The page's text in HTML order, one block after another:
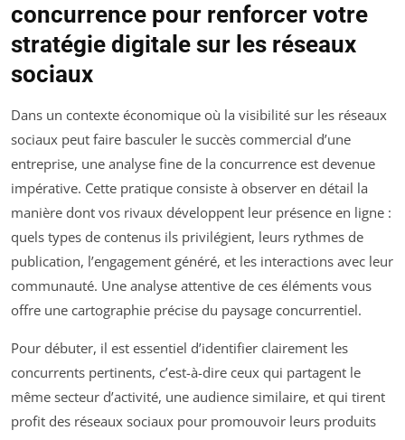
concurrence pour renforcer votre
stratégie digitale sur les réseaux
sociaux
Dans un contexte économique où la visibilité sur les réseaux
sociaux peut faire basculer le succès commercial d’une
entreprise, une analyse fine de la concurrence est devenue
impérative. Cette pratique consiste à observer en détail la
manière dont vos rivaux développent leur présence en ligne :
quels types de contenus ils privilégient, leurs rythmes de
publication, l’engagement généré, et les interactions avec leur
communauté. Une analyse attentive de ces éléments vous
offre une cartographie précise du paysage concurrentiel.
Pour débuter, il est essentiel d’identifier clairement les
concurrents pertinents, c’est-à-dire ceux qui partagent le
même secteur d’activité, une audience similaire, et qui tirent
profit des réseaux sociaux pour promouvoir leurs produits